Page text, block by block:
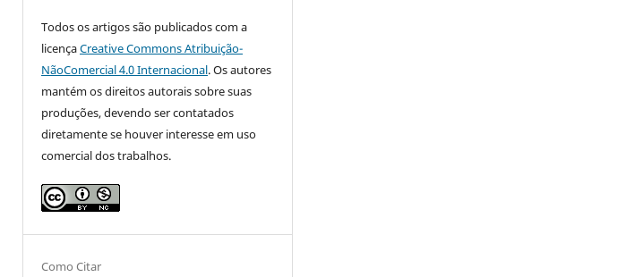
Todos os artigos são publicados com a
licençaCreative Commons Atribuição-
NãoComercial 4.0 Internacional. Os autores
mantém os direitos autorais sobre suas
produções, devendo ser contatados
diretamente se houver interesse em uso
comercial dos trabalhos.
Como Citar